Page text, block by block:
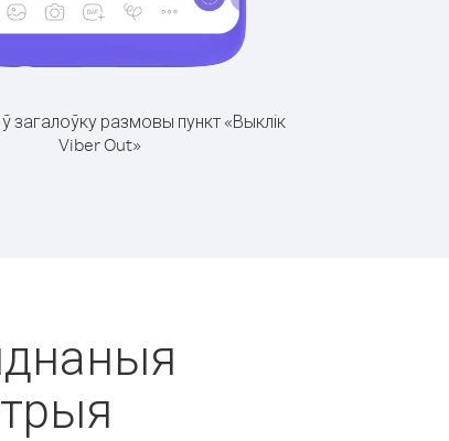
загалоўку размовы пункт «Выклік
Viber Out»